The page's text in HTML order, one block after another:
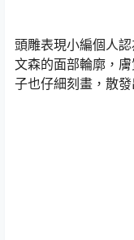
頭雕表現小編個人
文森的面部輪廓，
子也仔細刻畫，散